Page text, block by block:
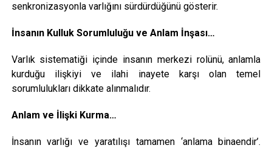
senkronizasyonla varlığını sürdürdüğünü gösterir.
İnsanın Kulluk Sorumluluğu ve Anlam İnşası…
Varlık sistematiği içinde insanın merkezi rolünü, anlamla
kurduğu ilişkiyi ve ilahi inayete karşı olan temel
sorumlulukları dikkate alınmalıdır.
Anlam ve İlişki Kurma…
İnsanın varlığı ve yaratılışı tamamen ‘anlama binaendir’.